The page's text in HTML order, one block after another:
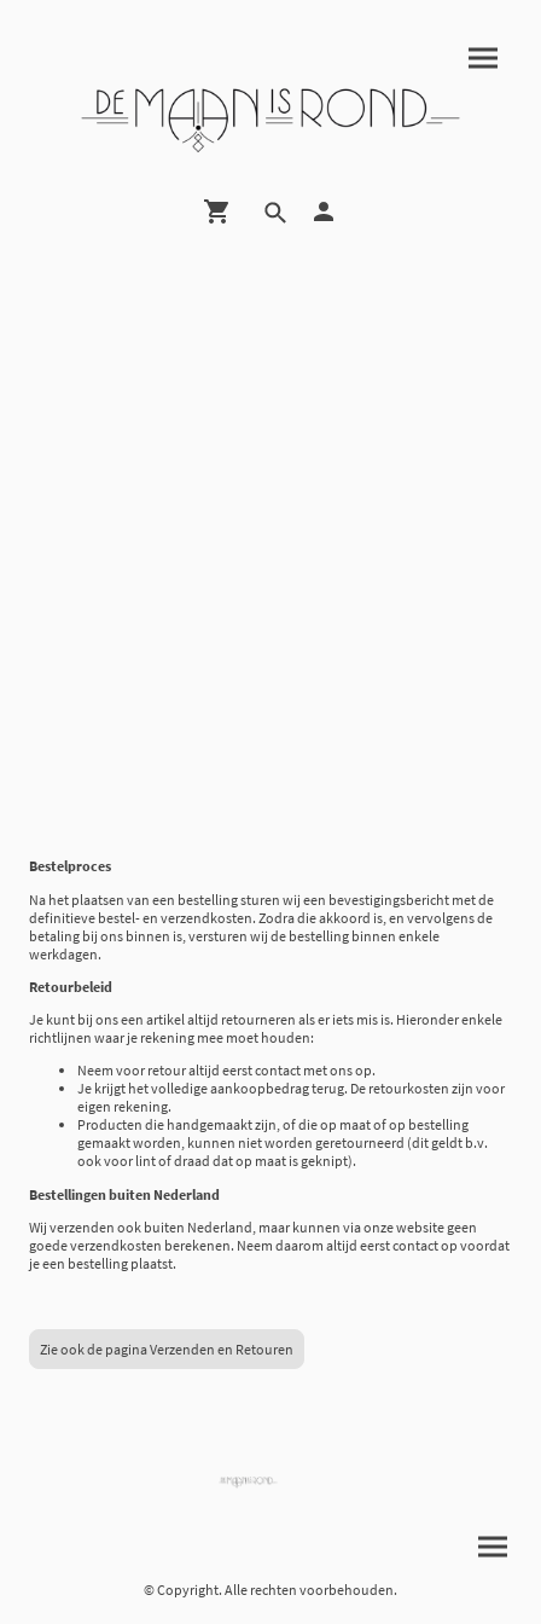
Bestelproces
Na het plaatsen van een bestelling sturen wij een bevestigingsbericht met de
definitieve bestel- en verzendkosten. Zodra die akkoord is, en vervolgens de
betaling bij ons binnen is, versturen wij de bestelling binnen enkele
werkdagen.
Retourbeleid
Je kunt bij ons een artikel altijd retourneren als er iets mis is. Hieronder enkele
richtlijnen waar je rekening mee moet houden:
Neem voor retour altijd eerst contact met ons op.
Je krijgt het volledige aankoopbedrag terug. De retourkosten zijn voor
eigen rekening.
Producten die handgemaakt zijn, of die op maat of op bestelling
gemaakt worden, kunnen niet worden geretourneerd (dit geldt b.v.
ook voor lint of draad dat op maat is geknipt).
Bestellingen buiten Nederland
Wij verzenden ook buiten Nederland, maar kunnen via onze website geen
goede verzendkosten berekenen. Neem daarom altijd eerst contact op voordat
je een bestelling plaatst.
Zie ook de pagina Verzenden en Retouren
© Copyright. Alle rechten voorbehouden.